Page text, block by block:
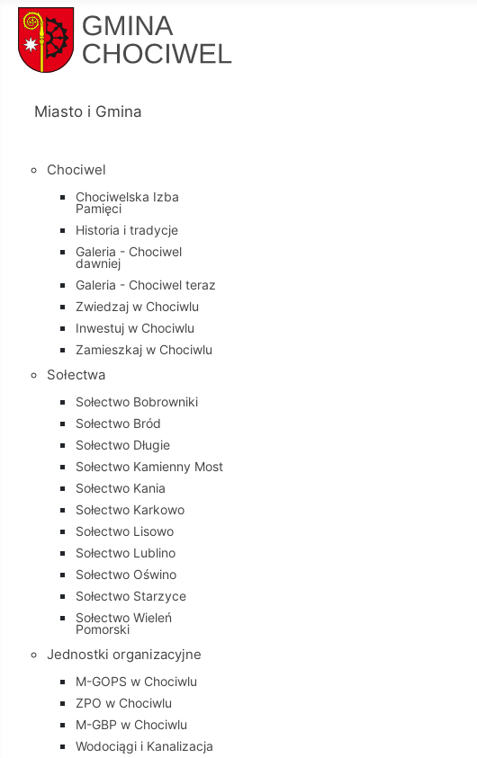
Miasto i Gmina
Chociwel
Chociwelska Izba
Pamięci
Historia i tradycje
Galeria - Chociwel
dawniej
Galeria - Chociwel teraz
Zwiedzaj w Chociwlu
Inwestuj w Chociwlu
Zamieszkaj w Chociwlu
Sołectwa
Sołectwo Bobrowniki
Sołectwo Bród
Sołectwo Długie
Sołectwo Kamienny Most
Sołectwo Kania
Sołectwo Karkowo
Sołectwo Lisowo
Sołectwo Lublino
Sołectwo Oświno
Sołectwo Starzyce
Sołectwo Wieleń
Pomorski
Jednostki organizacyjne
M-GOPS w Chociwlu
ZPO w Chociwlu
M-GBP w Chociwlu
Wodociągi i Kanalizacja